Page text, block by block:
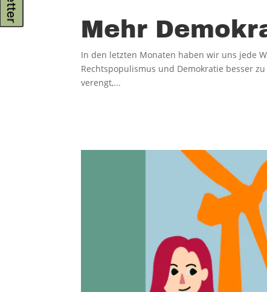
Mehr
In den letzten Monaten haben wir uns jede
Rechtspopulismus und Demokratie besser
verengt,...